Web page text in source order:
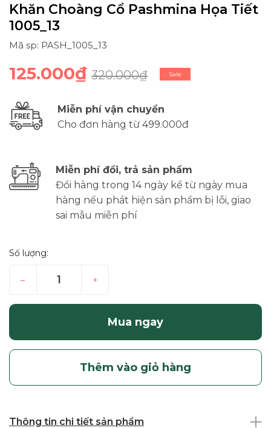
Khăn Choàng Cổ Pashmina Họa Tiết
1005_13
Mã sp: PASH_1005_13
125.000₫ 320.000₫ Sale
Miễn phí vận chuyển
Cho đơn hàng từ 499.000đ
Miễn phí đổi, trả sản phẩm
Đổi hàng trong 14 ngày kể từ ngày mua
hàng nếu phát hiện sản phẩm bị lỗi, giao
sai mẫu miễn phí
Số lượng:
– +
Mua ngay
Thêm vào giỏ hàng
Thông tin chi tiết sản phẩm